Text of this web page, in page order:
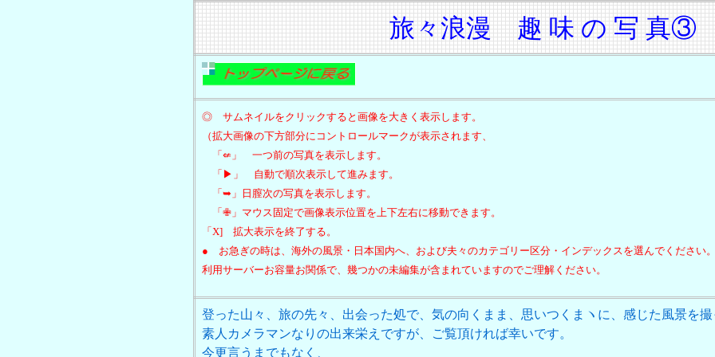
旅々浪漫趣 味 の 写 真
◎ サムネイルをクリックすると画像を大きく表示します。
（拡大画像の下方部分にコントロールマークが表示されます、
「⇍」 一つ前の写真を表示します。
「▶」 自動で順次表示して進みます。
「➥」日膣次の写真を表示します。
「✙」マウス固定で画像表示位置を上下左右に移動できます。
「X] 拡大表示を終了する。
● お急ぎの時は、海外の風景・日本国内へ、および夫々のカテゴリー区分・インデックスを選んでください。
利用サーバーお容量お関係で、幾つかの未編集が含まれていますのでご理解ください。
登った山々、旅の先々、出会った処で、気の向くまま、思いつくまヽに、感じた風景を撮
素人カメラマンなりの出来栄えですが、ご覧頂ければ幸いです。
今更言うまでもなく、